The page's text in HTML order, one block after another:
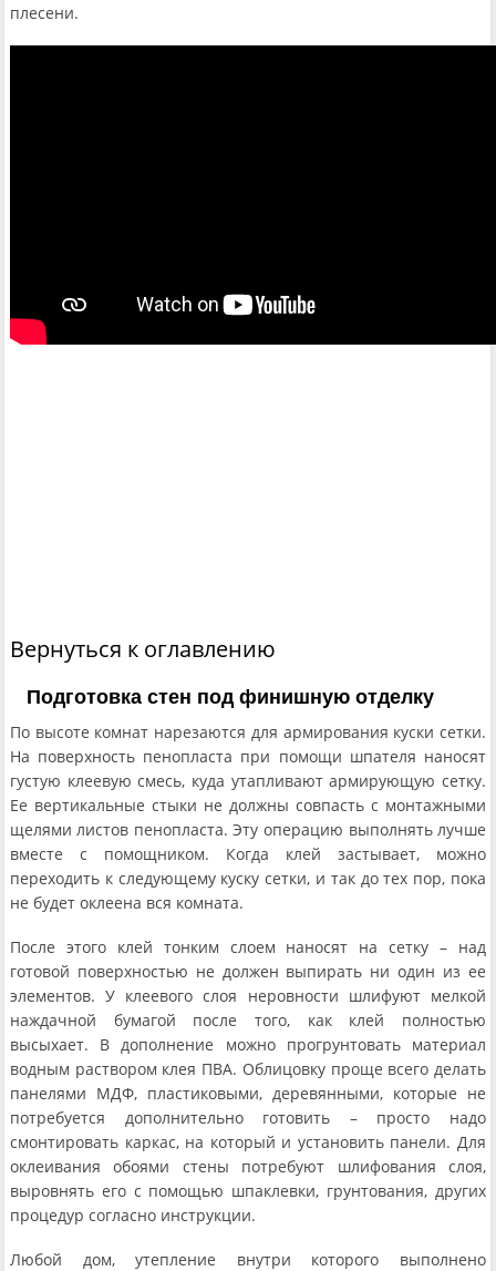
плесени.
Вернуться к оглавлению
Подготовка стен под финишную отделку
По высоте комнат нарезаются для армирования куски сетки.
На поверхность пенопласта при помощи шпателя наносят
густую клеевую смесь, куда утапливают армирующую сетку.
Ее вертикальные стыки не должны совпасть с монтажными
щелями листов пенопласта. Эту операцию выполнять лучше
вместе с помощником. Когда клей застывает, можно
переходить к следующему куску сетки, и так до тех пор, пока
не будет оклеена вся комната.
После этого клей тонким слоем наносят на сетку – над
готовой поверхностью не должен выпирать ни один из ее
элементов. У клеевого слоя неровности шлифуют мелкой
наждачной бумагой после того, как клей полностью
высыхает. В дополнение можно прогрунтовать материал
водным раствором клея ПВА. Облицовку проще всего делать
панелями МДФ, пластиковыми, деревянными, которые не
потребуется дополнительно готовить – просто надо
смонтировать каркас, на который и установить панели. Для
оклеивания обоями стены потребуют шлифования слоя,
выровнять его с помощью шпаклевки, грунтования, других
процедур согласно инструкции.
Любой дом, утепление внутри которого выполнено